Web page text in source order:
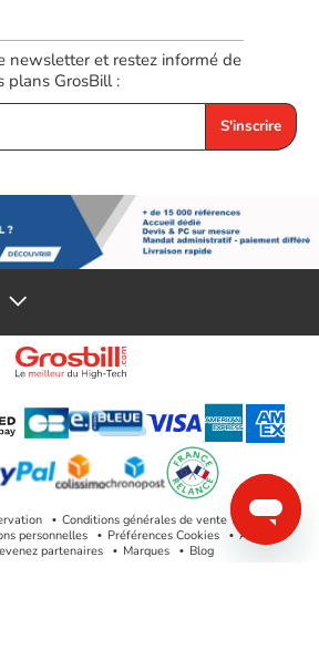
newsletter et restez informé de
plans GrosBill :
S'inscrire
Conditions générales de vente
Mentions
personnelles Préférences Cookies
Aide &
partenaires Marques Blog